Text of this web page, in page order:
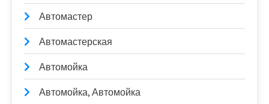
Автомастер
Автомастерская
Автомойка
Автомойка, Автомойка